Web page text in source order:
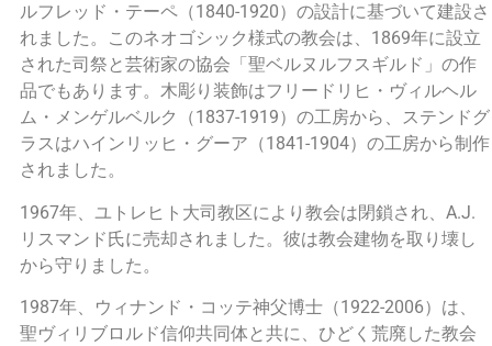
ルフレッド・テーペ（1840-1920）の設計に基づいて建設さ
れました。このネオゴシック様式の教会は、1869年に設立
された司祭と芸術家の協会「聖ベルヌルフスギルド」の作
品でもあります。木彫り装飾はフリードリヒ・ヴィルヘル
ム・メンゲルベルク（1837-1919）の工房から、ステンドグ
ラスはハインリッヒ・グーア（1841-1904）の工房から制作
されました。
1967年、ユトレヒト大司教区により教会は閉鎖され、A.J.
リスマンド氏に売却されました。彼は教会建物を取り壊し
から守りました。
1987年、ウィナンド・コッテ神父博士（1922-2006）は、
聖ヴィリブロルド信仰共同体と共に、ひどく荒廃した教会